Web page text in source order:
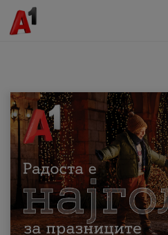
МК EN SQ
Приватни Деловни